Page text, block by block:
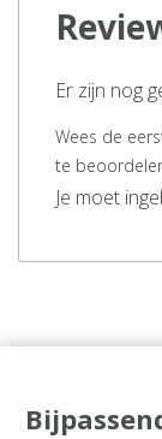
Er zijn nog
Wees de
te
Je moet